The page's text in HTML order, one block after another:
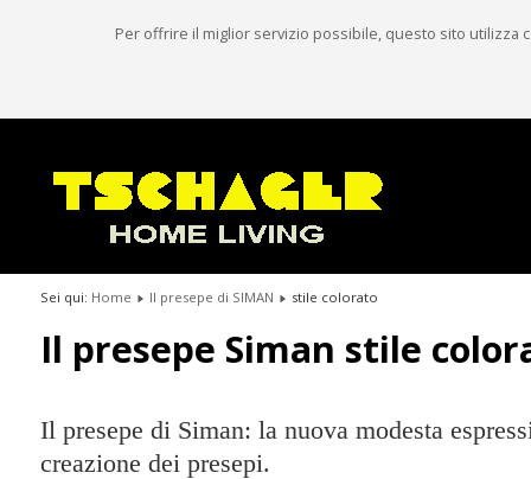
Per offrire il miglior servizio possibile, questo sito utilizza
Sei qui: Home Il presepe di SIMAN stile colorato
Il presepe Siman stile
Il presepe di Siman: la nuova modesta
creazione dei presepi.